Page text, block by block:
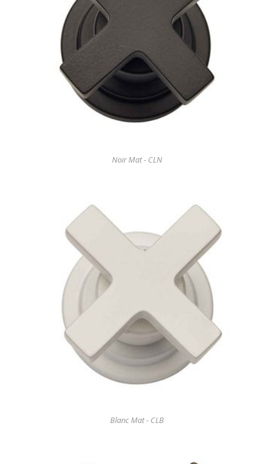
Noir Mat - CLN
Blanc Mat - CLB